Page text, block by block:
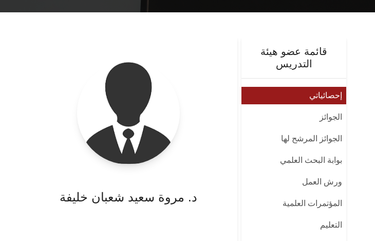
قائمة عضو هيئة
التدريس
إحصائياتي
الجوائز
الجوائز المرشح لها
بوابة البحث العلمي
ورش العمل
المؤتمرات العلمية
التعليم
د. مروة سعيد شعبان خليفة